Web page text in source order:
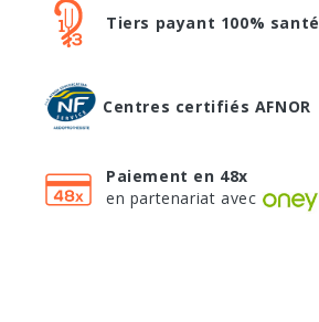
Tiers payant 100% santé
Centres certifiés AFNOR
Paiement en 48x
en partenariat avec